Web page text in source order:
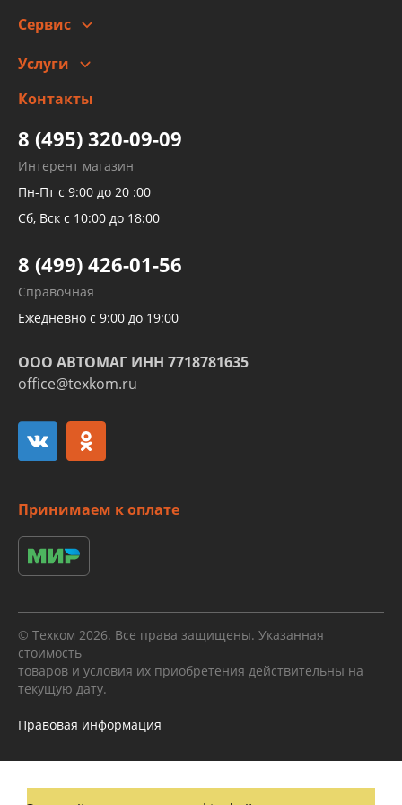
Сервис
Заправка кондиционера авто
Детейлинг
Услуги
высокого давления
Тормозных трубок
Рукавов гидроусилителей
Рукавов компрессоров и турбин
Трубок кондиционеров
Развертка пайка медных стальных
алюминиевых трубок и штуцеров
Контакты
8 (495) 320-09-09
Интерент магазин
Пн-Пт с 9:00 до 20 :00
Сб, Вск с 10:00 до 18:00
8 (499) 426-01-56
Справочная
Ежедневно с 9:00 до 19:00
ООО АВТОМАГ ИНН 7718781635
office@texkom.ru
Принимаем к оплате
© Техком 2026. Все права защищены. Указанная
стоимость
товаров и условия их приобретения действительны на
текущую дату.
Правовая информация